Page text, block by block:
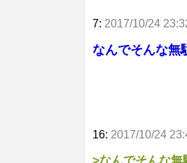
7: 2017/10/24
なんでそんな無
16: 2017/10/24
>なんでそんな無